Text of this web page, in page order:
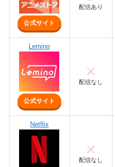
公式サイト
配信あり
Lemino
公式サイト
配信なし
Netflix
配信なし